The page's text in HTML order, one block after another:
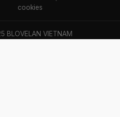
cookies
BLOVELAN VIETNAM